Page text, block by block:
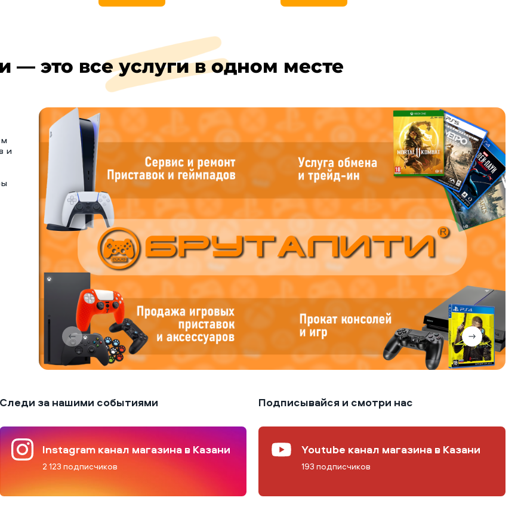
— это все услуги в одном месте
и
Следи за нашими событиями
Instagram канал магазина в Казани
2 123 подписчиков
Подписывайся и смотри нас
Youtube канал магазина в Казани
193 подписчиков